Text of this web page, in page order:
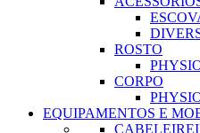
ROSTO
CORPO
EQUIPAMENTOS E